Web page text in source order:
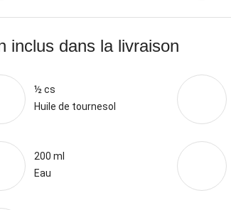
inclus dans la livraison
½ cs
Huile de tournesol
200 ml
Eau